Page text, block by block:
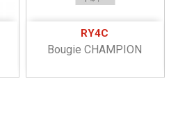
RY4C
Bougie CHAMPION